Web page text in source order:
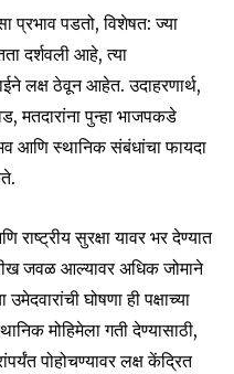
be part of the
address on our website
Don't worry, we respect
inbox. Your information is
.
प्रभाव पडतो, विशेषत: ज्या
दर्शवली आहे, त्या
लक्ष ठेवून आहेत. उदाहरणार्थ,
मतदारांना पुन्हा भाजपकडे
आणि स्थानिक संबंधांचा फायदा
सुरक्षा यावर भर देण्यात
जवळ आल्यावर अधिक जोमाने
घोषणा ही पक्षाच्या
मोहिमेला गती देण्यासाठी,
पोहोचण्यावर लक्ष केंद्रित